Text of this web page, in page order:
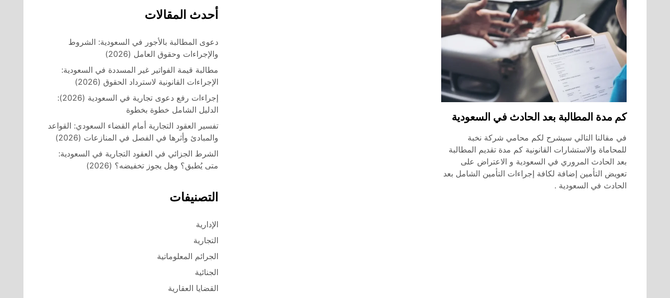
كم مدة المطالبة بعد الحادث في السعودية
في مقالنا التالي سيشرح لكم محامي شركة نخبة
للمحاماة والاستشارات القانونية كم مدة تقديم المطالبة
بعد الحادث المروري في السعودية و الاعتراض على
تعويض التأمين إضافة لكافة إجراءات التأمين الشامل بعد
الحادث في السعودية .
أحدث المقالات
دعوى المطالبة بالأجور في السعودية: الشروط
والإجراءات وحقوق العامل (2026)
مطالبة قيمة الفواتير غير المسددة في السعودية:
الإجراءات القانونية لاسترداد الحقوق (2026)
إجراءات رفع دعوى تجارية في السعودية (2026):
الدليل الشامل خطوة بخطوة
تفسير العقود التجارية أمام القضاء السعودي: القواعد
والمبادئ وأثرها في الفصل في المنازعات (2026)
الشرط الجزائي في العقود التجارية في السعودية:
متى يُطبق؟ وهل يجوز تخفيضه؟ (2026)
التصنيفات
الإدارية
التجارية
الجرائم المعلوماتية
الجنائية
القضايا العقارية